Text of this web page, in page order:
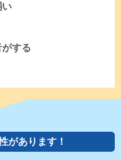
い
する
があります！